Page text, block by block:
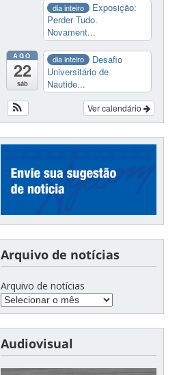
dia inteiro
Exposição:
Perder Tudo.
Novament...
AGO
22
sáb
dia inteiro
Desafio
Universitário de
Nautide...
Ver calendário
Arquivo de notícias
Arquivo de notícias
Audiovisual